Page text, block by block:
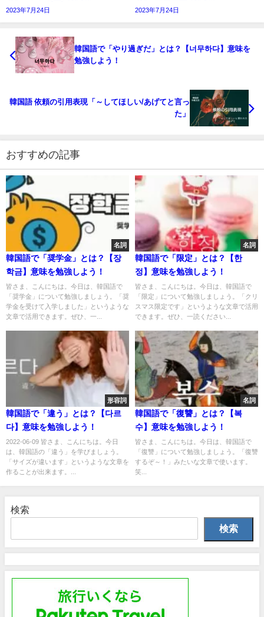
2023年7月24日 2023年7月24日
韓国語で「やり過ぎだ」とは？【너무하다】意味を
勉強しよう！
韓国語 依頼の引用表現「～してほしい/あげてと言っ
た」
おすすめの記事
名詞
韓国語で「奨学金」とは？【장
학금】意味を勉強しよう！
皆さま、こんにちは。今日は、韓国語で
「奨学金」について勉強しましょう。「奨
学金を受けて入学しました」というような
文章で活用できます。ぜひ、一...
名詞
韓国語で「限定」とは？【한
정】意味を勉強しよう！
皆さま、こんにちは。今日は、韓国語で
「限定」について勉強しましょう。「クリ
スマス限定です」というような文章で活用
できます。ぜひ、一読ください...
形容詞
韓国語で「違う」とは？【다르
다】意味を勉強しよう！
2022-06-09 皆さま、こんにちは。今日
は、韓国語の「違う」を学びましょう。
「サイズが違います」というような文章を
作ることが出来ます。...
名詞
韓国語で「復讐」とは？【복
수】意味を勉強しよう！
皆さま、こんにちは。今日は、韓国語で
「復讐」について勉強しましょう。「復讐
するぞ～！」みたいな文章で使います。
笑...
検索
検索